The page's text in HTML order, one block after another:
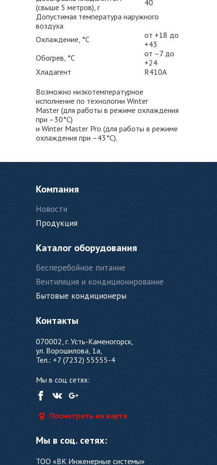
(свыше 5 метров), г
40
Допустимая температура наружного
воздуха
Охлаждение, °С
от +18 до
+43
Обогрев, °С
от –7 до
+24
Хладагент
R410A
Возможно низкотемпературное
исполнение по технологии Winter
Master (для работы в режиме охлаждения
при –30°С)
и Winter Master Pro (для работы в режиме
охлаждения при –43°С).
Компания
Новости
Продукция
Каталог оборудования
Бесперебойное питание
Вентиляция и кондиционирование
Бытовые кондиционеры
Контакты
070002, г. Усть-Каменогорск,
ул. Ворошилова, 1а,
Тел.: +7 (7232) 55555-4
Мы в соц. сетях:
Посмотреть на карте
Мы в соц. сетях:
ТОО «ВК Инженерные системы»